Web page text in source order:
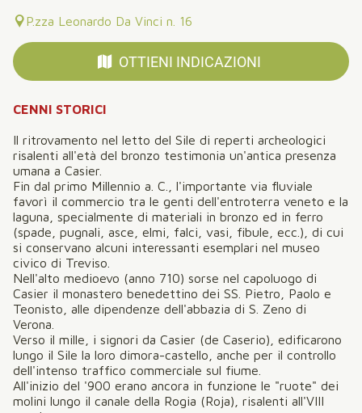
P.zza Leonardo Da Vinci n. 16
OTTIENI INDICAZIONI
CENNI STORICI
Il ritrovamento nel letto del Sile di reperti archeologici
risalenti all'età del bronzo testimonia un'antica presenza
umana a Casier.
Fin dal primo Millennio a. C., l'importante via fluviale
favorì il commercio tra le genti dell'entroterra veneto e la
laguna, specialmente di materiali in bronzo ed in ferro
(spade, pugnali, asce, elmi, falci, vasi, fibule, ecc.), di cui
si conservano alcuni interessanti esemplari nel museo
civico di Treviso.
Nell'alto medioevo (anno 710) sorse nel capoluogo di
Casier il monastero benedettino dei SS. Pietro, Paolo e
Teonisto, alle dipendenze dell'abbazia di S. Zeno di
Verona.
Verso il mille, i signori da Casier (de Caserio), edificarono
lungo il Sile la loro dimora-castello, anche per il controllo
dell'intenso traffico commerciale sul fiume.
All'inizio del '900 erano ancora in funzione le "ruote" dei
molini lungo il canale della Rogia (Roja), risalenti all'VIII